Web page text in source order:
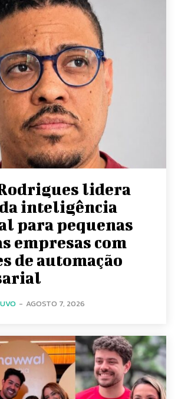
lidera
inteligência
para pequenas
empresas com
de automação
- AGOSTO 7, 2026